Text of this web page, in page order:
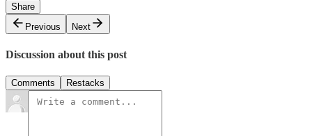
Share
Previous
Next
Discussion about this post
Comments Restacks